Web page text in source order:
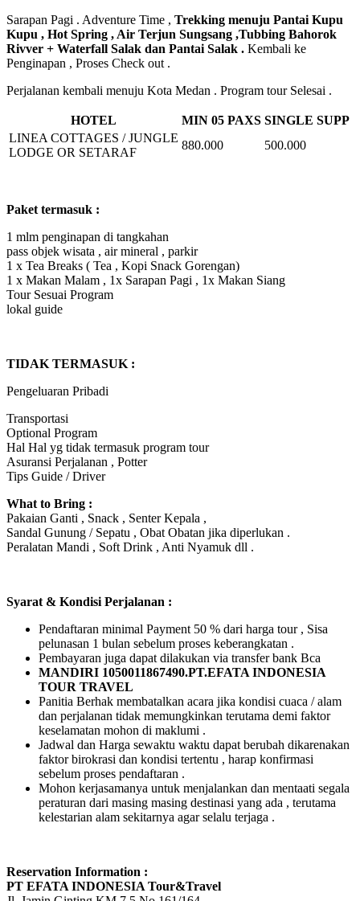
Sarapan Pagi . Adventure Time , Trekking menuju Pantai Kupu
Kupu , Hot Spring , Air Terjun Sungsang ,Tubbing Bahorok
Rivver + Waterfall Salak dan Pantai Salak . Kembali ke
Penginapan , Proses Check out .
Perjalanan kembali menuju Kota Medan . Program tour Selesai .
HOTEL MIN 05 PAXS SINGLE SUPP
LINEA COTTAGES / JUNGLE
LODGE OR SETARAF
880.000 500.000
Paket termasuk :
1 mlm penginapan di tangkahan
pass objek wisata , air mineral , parkir
1 x Tea Breaks ( Tea , Kopi Snack Gorengan)
1 x Makan Malam , 1x Sarapan Pagi , 1x Makan Siang
Tour Sesuai Program
lokal guide
TIDAK TERMASUK :
Pengeluaran Pribadi
Transportasi
Optional Program
Hal Hal yg tidak termasuk program tour
Asuransi Perjalanan , Potter
Tips Guide / Driver
What to Bring :
Pakaian Ganti , Snack , Senter Kepala ,
Sandal Gunung / Sepatu , Obat Obatan jika diperlukan .
Peralatan Mandi , Soft Drink , Anti Nyamuk dll .
Syarat & Kondisi Perjalanan :
Pendaftaran minimal Payment 50 % dari harga tour , Sisa
pelunasan 1 bulan sebelum proses keberangkatan .
Pembayaran juga dapat dilakukan via transfer bank Bca
MANDIRI 1050011867490.PT.EFATA INDONESIA
TOUR TRAVEL
Panitia Berhak membatalkan acara jika kondisi cuaca / alam
dan perjalanan tidak memungkinkan terutama demi faktor
keselamatan mohon di maklumi .
Jadwal dan Harga sewaktu waktu dapat berubah dikarenakan
faktor birokrasi dan kondisi tertentu , harap konfirmasi
sebelum proses pendaftaran .
Mohon kerjasamanya untuk menjalankan dan mentaati segala
peraturan dari masing masing destinasi yang ada , terutama
kelestarian alam sekitarnya agar selalu terjaga .
Reservation Information :
PT EFATA INDONESIA Tour&Travel